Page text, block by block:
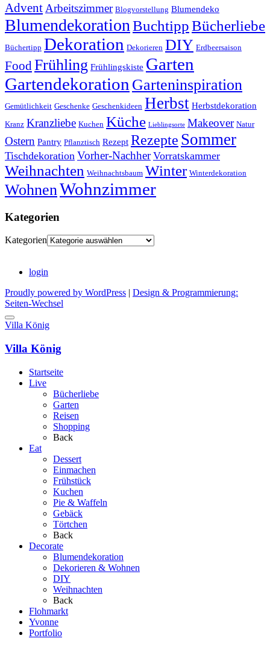
Advent Arbeitszimmer Blogvorstellung Blumendeko
Blumendekoration BuchtippBücherliebe
Büchertipp Dekoration Dekorieren DIY Erdbeersaison
FoodFrühling Frühlingskiste Garten
Gartendekoration Garteninspiration
Gemütlichkeit Geschenke Geschenkideen Herbst Herbstdekoration
Kranz Kranzliebe Kuchen Küche Lieblingsorte Makeover Natur
Ostern Pantry Pflanztisch Rezept Rezepte Sommer
Tischdekoration Vorher-Nachher Vorratskammer
Weihnachten Weihnachtsbaum Winter Winterdekoration
WohnenWohnzimmer
Kategorien
Kategorien
login
Proudly powered by WordPress
Design & Programmierung:
Seiten-Wechsel
Villa König
Villa König
Startseite
Live
Bücherliebe
Garten
Reisen
Shopping
Back
Eat
Dessert
Einmachen
Frühstück
Kuchen
Pie & Waffeln
Gebäck
Törtchen
Back
Decorate
Blumendekoration
Dekorieren & Wohnen
DIY
Weihnachten
Back
Flohmarkt
Yvonne
Portfolio